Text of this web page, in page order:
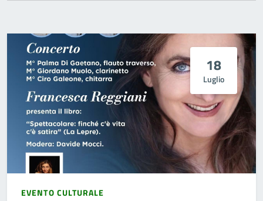
18
Luglio
EVENTO CULTURALE